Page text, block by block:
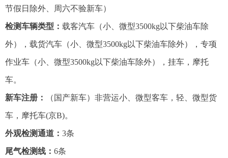
节假日除外、周六不验新车）
检测车辆类型： 载客汽车（小、微型3500kg以下柴油车除
外），载货汽车（小、微型3500kg以下柴油车除外），专项
作业车（小、微型3500kg以下柴油车除外），挂车，摩托
车。
新车注册： （国产新车）非营运小、微型客车，轻、微型货
车，摩托车(京B)。
外观检测通道： 3条
尾气检测线： 6条